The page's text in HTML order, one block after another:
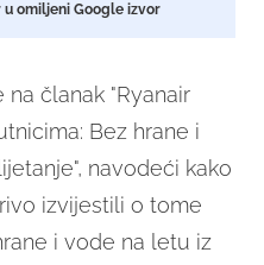
omiljeni Google izvor
na članak "Ryanair
Bez hrane i
navodeći kako
izvijestili o tome
i vode na letu iz